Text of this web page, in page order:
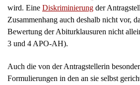
wird. Eine Diskriminierung der
Zusammenhang auch deshalb nicht vor,
Bewertung der Abiturklausuren nicht
3 und 4 APO-AH).
Auch die von der Antragstellerin
Formulierungen in den an sie selbst